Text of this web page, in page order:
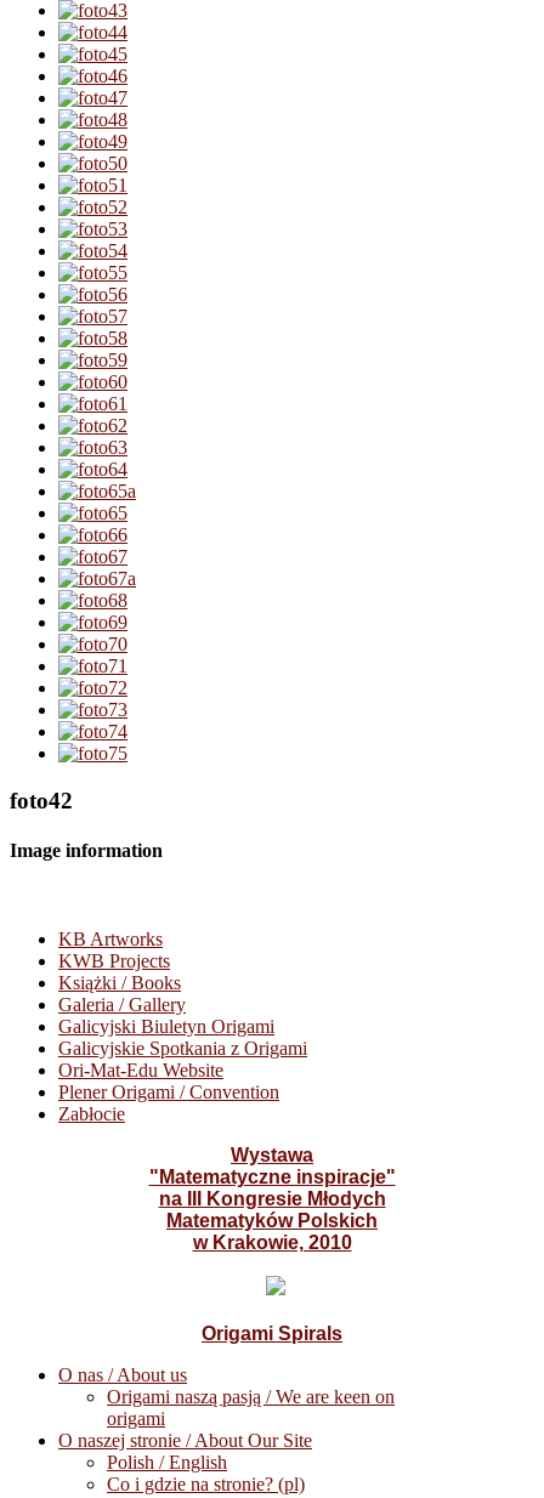
foto42
Image information
KB Artworks
KWB Projects
Książki / Books
Galeria / Gallery
Galicyjski Biuletyn Origami
Galicyjskie Spotkania z Origami
Ori-Mat-Edu Website
Plener Origami / Convention
Zabłocie
Wystawa
"Matematyczne inspiracje"
na III Kongresie Młodych
Matematyków Polskich
w Krakowie, 2010
Origami Spirals
O nas / About us
Origami naszą pasją / We are keen on
origami
O naszej stronie / About Our Site
Polish / English
Co i gdzie na stronie? (pl)